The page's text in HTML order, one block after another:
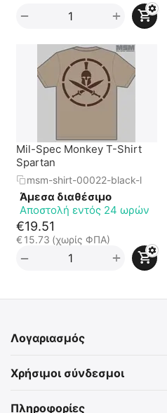
+
−
Mil-Spec Monkey T-Shirt
Spartan
msm-shirt-00022-black-l
Άμεσα διαθέσιμο
Αποστολή εντός 24 ωρών
€19.51
€ 15.73 (χωρίς ΦΠΑ)
+
−
Λογαριασμός
Χρήσιμοι σύνδεσμοι
Πληροφορίες